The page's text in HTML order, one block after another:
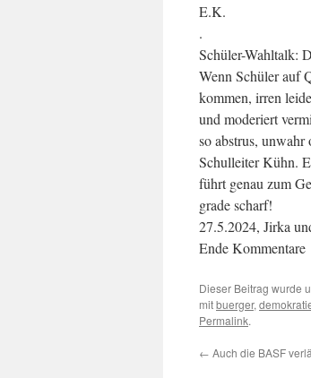
E.K.
.
Schüler-Wahltalk:
Wenn Schüler auf
kommen, irren
und moderiert
so abstrus,
Schulleiter Kühn.
führt genau zum
grade scharf!
27.5.2024, Jirka
Ende Kommentare
Dieser Beitrag wurde
mitbuerger,
Permalink.
← Auch die BASF